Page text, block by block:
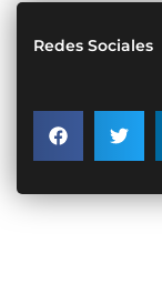
Redes Sociales